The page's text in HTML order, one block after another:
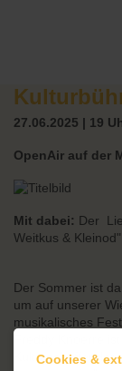
27.06.2025 | 19
OpenAir auf der
Mit dabei: Der
Weitkus & Kleinod"
Der Sommer ist
um auf unserer
musikalisches
Cookies &